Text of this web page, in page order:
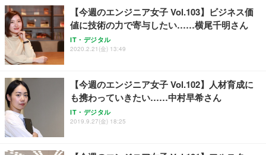
務用 おしゃれ パソコンチェア (ブラック)
Sezlife オフィスチェア デスクチェア 疲れない テレ
ワーク チェア 強化バックレスト 30度ロッキング機
能 人間工学 椅子 腰サポート 90度跳ね上げ式アーム
務用 おしゃれ パソコンチェア (ホワイト)
ANDWINT オフィスチェア デスクチェア 肘なし メ
ッシュ 通気性 ランバーサポート付き 腰サポート ガ
ス圧無段階昇降 360度回転 キャスター付き コンパク
【整備済み品】Dell E2724HS 27インチ 液晶モニタ
ー フルHD（1920×1080）VA 非光沢 HDMI/DisplayP
ort/VGA スピーカー内蔵 高さ調整 スイベル VESA対
【MiniLED/24.5inch/280Hz/FHD】GRAPHT THE S
HOOTER Gaming Monitor 24” Essential ゲーミン
グモニター QD 24.5インチ 1ms FHD 量子ドット 残
Smart Basic(スマートベーシック) 【Amazon.co.jp
限定】 Smart Basic アイリスオーヤマ ペットシーツ
超厚型 お徳用 ワイド 100枚入 (x 1) (ケース販売)
アイリスオーヤマ ペットシーツ 超厚型 お徳用 レギ
ュラー 200枚入【Amazon.co.jp限定】
【今週のエンジニア女子 Vol.103】ビジネス価
値に技術の力で寄与したい……横尾千明さん
IT・デジタル
2020.2.21(金) 13:49
【今週のエンジニア女子 Vol.102】人材育成に
も携わっていきたい……中村早希さん
IT・デジタル
2019.9.27(金) 18:25